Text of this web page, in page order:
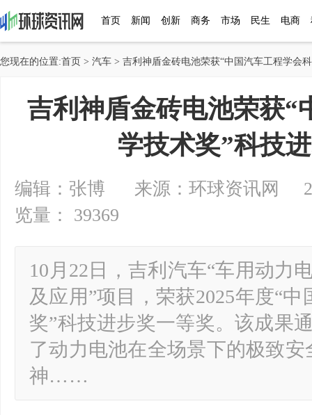
首页 新闻 创新 商务 市场 民生 电商
您现在的位置:首页 > 汽车 > 吉利神盾金砖电池荣获“中国汽车工程学会
吉利神盾金砖电池荣获“
学技术奖”科技
编辑：张博 来源：环球资讯网
览量： 39369
10月22日，吉利汽车“车用动力
及应用”项目，荣获2025年度“
奖”科技进步奖一等奖。该成果
了动力电池在全场景下的极致
神……